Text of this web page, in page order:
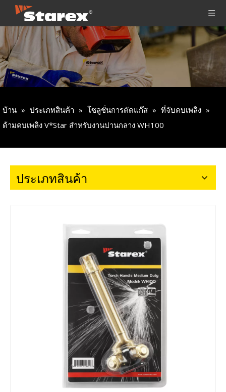
บ้าน » ประเภทสินค้า » โซลูชั่นการตัดแก๊ส » ที่จับคบเพลิง »
ด้ามคบเพลิง V*Star สำหรับงานปานกลาง WH100
ประเภทสินค้า